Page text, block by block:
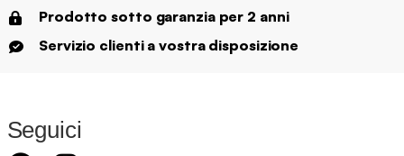
Prodotto sotto garanzia per 2 anni
Servizio clienti a vostra disposizione
Seguici